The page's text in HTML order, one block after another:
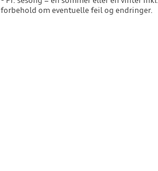
forbehold om eventuelle feil og endringer.